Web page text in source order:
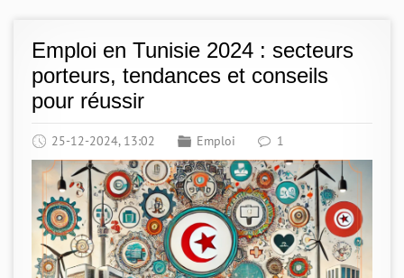
Emploi en Tunisie 2024 : secteurs
porteurs, tendances et conseils
pour réussir
25-12-2024, 13:02 Emploi 1